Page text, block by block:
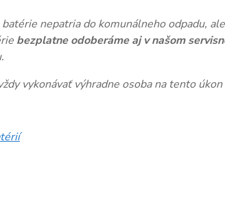
nepatria do komunálneho odpadu,
bezplatne odoberáme aj v našom
vykonávať výhradne osoba na tento